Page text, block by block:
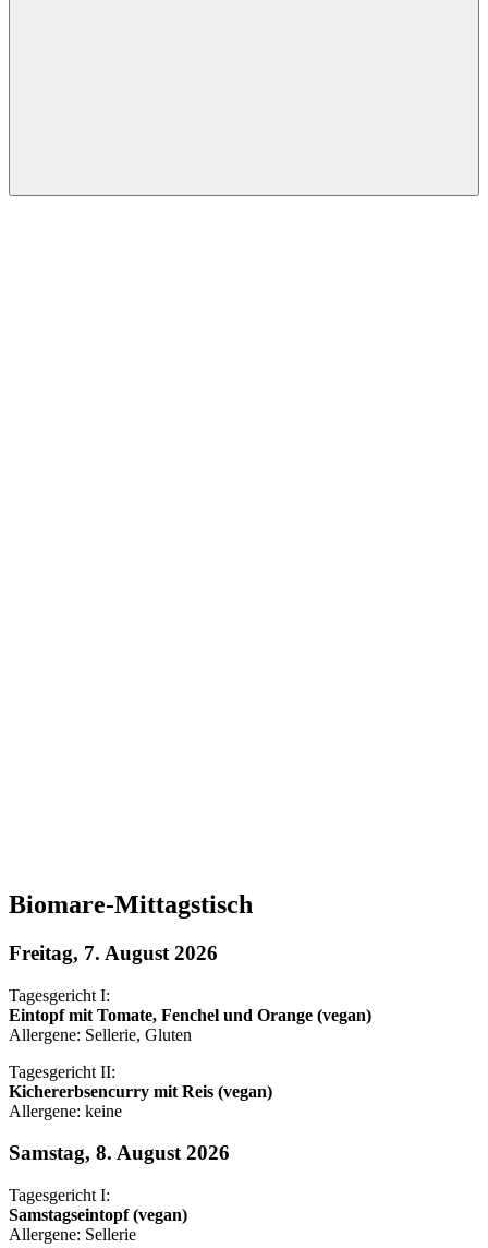
Biomare-Mittagstisch
Freitag, 7. August 2026
Tagesgericht I:
Eintopf mit Tomate, Fenchel und Orange (vegan)
Allergene: Sellerie, Gluten
Tagesgericht II:
Kichererbsencurry mit Reis (vegan)
Allergene: keine
Samstag, 8. August 2026
Tagesgericht I:
Samstagseintopf (vegan)
Allergene: Sellerie